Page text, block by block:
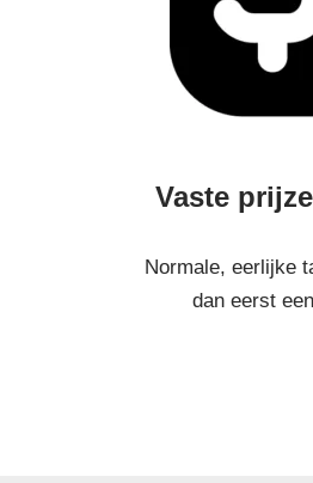
Vaste
Normale, eerlijke
dan eerst een